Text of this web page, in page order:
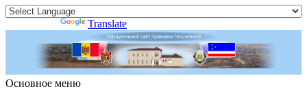
Translate
Основное меню